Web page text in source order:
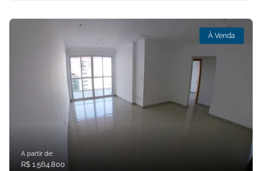
À Venda
A partir de:
R$ 1.564.800